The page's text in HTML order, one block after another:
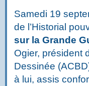
Samedi 19
de l’Historial
sur la Grande
Ogier, président
Dessinée
à lui, assis